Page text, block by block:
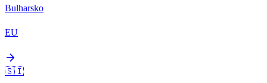
Bulharsko
EU
arrow_forward
🇸🇮